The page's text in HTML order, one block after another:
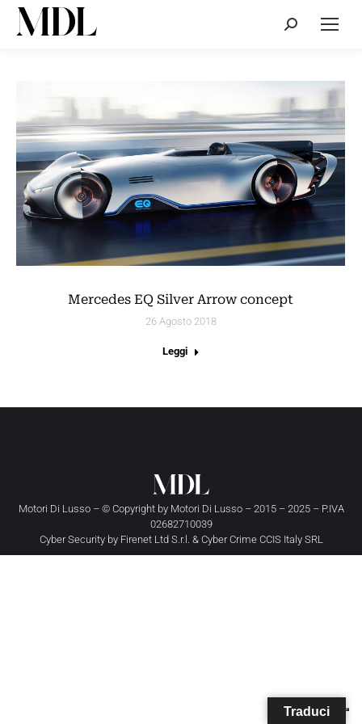
Cerca:
Mercedes EQ Silver Arrow concept
26 Agosto 2018
Leggi
Motori Di Lusso – © Copyright by Motori Di Lusso– 2015 – 2025 – P.IVA
02682710039
Cyber Security by Firenet Ltd S.r.l. & Cyber Crime CCIS Italy SRL
Traduci